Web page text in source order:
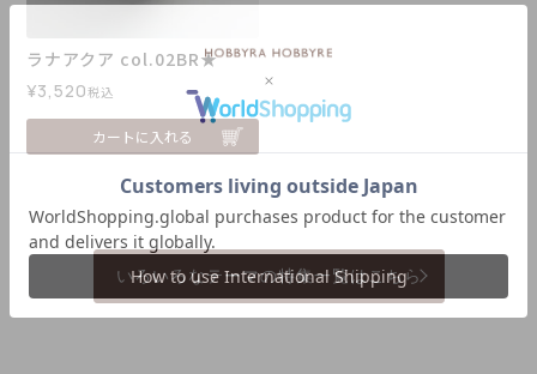
ラナアクア col.02BR★
¥3,520税込
カートに入れる
いろいろなテーマの特集一覧はこちら